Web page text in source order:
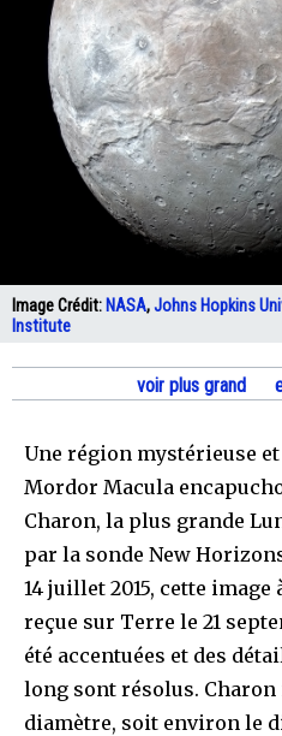
Image Crédit: NASA,Johns Hopkins
Institute
voir plus grand
Une région mystérieuse
Mordor Macula
Charon, la plus grande
par la sonde New
14 juillet 2015, cette
reçue sur Terre le 21
été accentuées et des
long sont résolus. Charon
diamètre, soit environ le